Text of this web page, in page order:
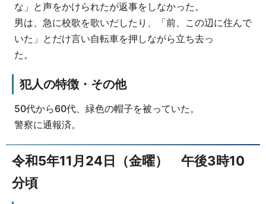
な」と声をかけられたが返事をしなかった。
男は、急に校歌を歌いだしたり、「前、この辺に住んで
いた」とだけ言い自転車を押しながら立ち去っ
た。
犯人の特徴・その他
50代から60代、緑色の帽子を被っていた。
警察に通報済。
令和5年11月24日（金曜） 午後3時10
分頃